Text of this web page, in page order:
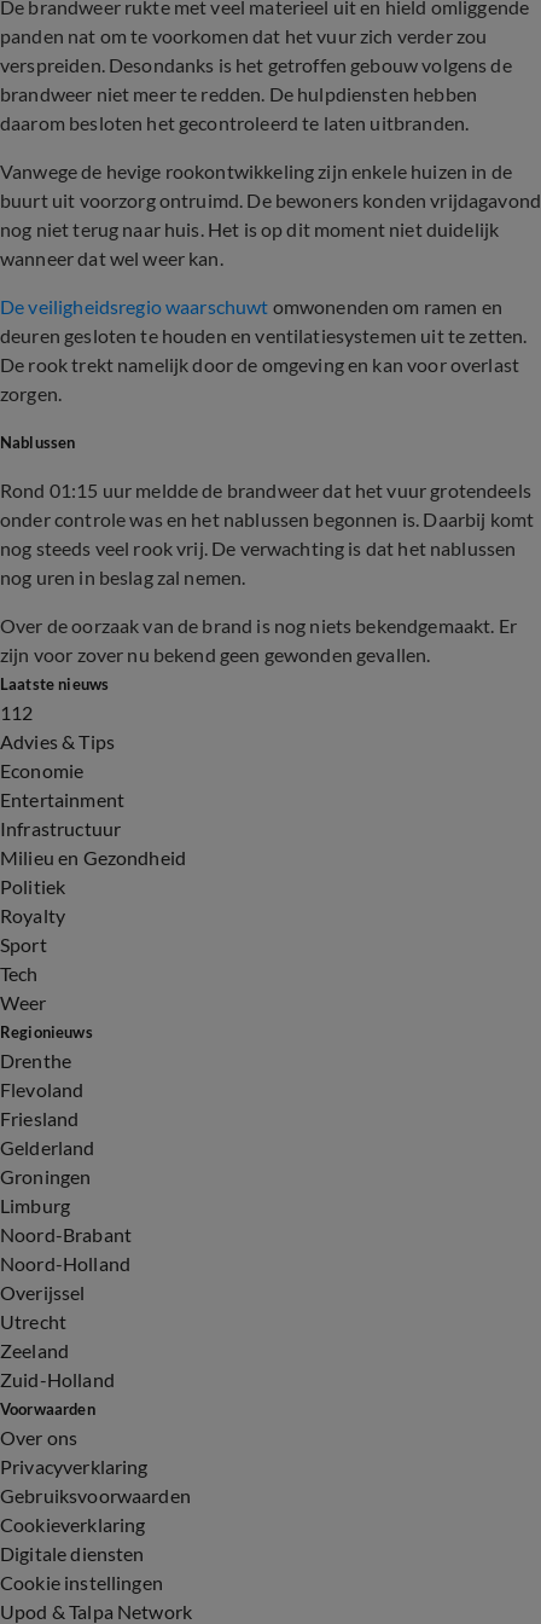
De brandweer rukte met veel materieel uit en hield omliggende
panden nat om te voorkomen dat het vuur zich verder zou
verspreiden. Desondanks is het getroffen gebouw volgens de
brandweer niet meer te redden. De hulpdiensten hebben
daarom besloten het gecontroleerd te laten uitbranden.
Vanwege de hevige rookontwikkeling zijn enkele huizen in de
buurt uit voorzorg ontruimd. De bewoners konden vrijdagavond
nog niet terug naar huis. Het is op dit moment niet duidelijk
wanneer dat wel weer kan.
De veiligheidsregio waarschuwt omwonenden om ramen en
deuren gesloten te houden en ventilatiesystemen uit te zetten.
De rook trekt namelijk door de omgeving en kan voor overlast
zorgen.
Nablussen
Rond 01:15 uur meldde de brandweer dat het vuur grotendeels
onder controle was en het nablussen begonnen is. Daarbij komt
nog steeds veel rook vrij. De verwachting is dat het nablussen
nog uren in beslag zal nemen.
Over de oorzaak van de brand is nog niets bekendgemaakt. Er
zijn voor zover nu bekend geen gewonden gevallen.
Laatste nieuws
112
Advies & Tips
Economie
Entertainment
Infrastructuur
Milieu en Gezondheid
Politiek
Royalty
Sport
Tech
Weer
Regionieuws
Drenthe
Flevoland
Friesland
Gelderland
Groningen
Limburg
Noord-Brabant
Noord-Holland
Overijssel
Utrecht
Zeeland
Zuid-Holland
Voorwaarden
Over ons
Privacyverklaring
Gebruiksvoorwaarden
Cookieverklaring
Digitale diensten
Cookie instellingen
Upod & Talpa Network